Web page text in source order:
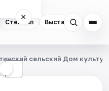
Стендап Выставки
×
☾
сельский Дом